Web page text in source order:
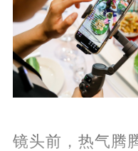
镜头前，热气腾